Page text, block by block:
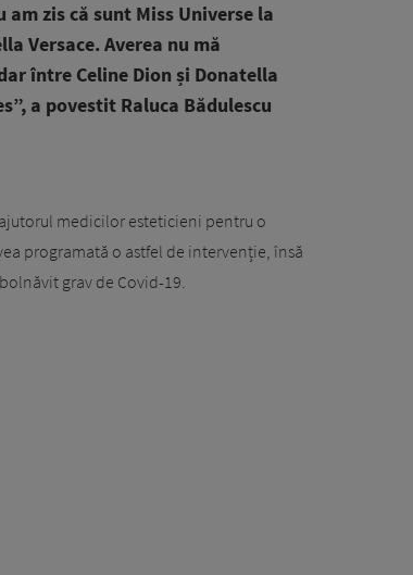
am zis că sunt Miss Universe la
Versace. Averea nu mă
între Celine Dion și Donatella
a povestit Raluca Bădulescu
medicilor esteticieni pentru o
programată o astfel de intervenție, însă
grav de Covid-19.